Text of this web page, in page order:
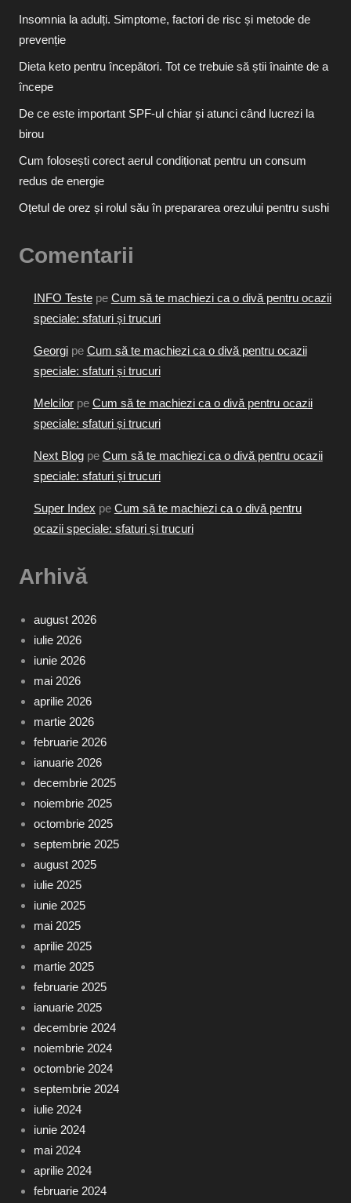
Insomnia la adulți. Simptome, factori de risc și metode de
prevenție
Dieta keto pentru începători. Tot ce trebuie să știi înainte de a
începe
De ce este important SPF-ul chiar și atunci când lucrezi la
birou
Cum folosești corect aerul condiționat pentru un consum
redus de energie
Oțetul de orez și rolul său în prepararea orezului pentru sushi
Comentarii
INFO Testepe Cum să te machiezi ca o divă pentru ocazii
speciale: sfaturi și trucuri
Georgipe Cum să te machiezi ca o divă pentru ocazii
speciale: sfaturi și trucuri
Melcilorpe Cum să te machiezi ca o divă pentru ocazii
speciale: sfaturi și trucuri
Next Blogpe Cum să te machiezi ca o divă pentru ocazii
speciale: sfaturi și trucuri
Super Index pe Cum să te machiezi ca o divă pentru
ocazii speciale: sfaturi și trucuri
Arhivă
august 2026
iulie 2026
iunie 2026
mai 2026
aprilie 2026
martie 2026
februarie 2026
ianuarie 2026
decembrie 2025
noiembrie 2025
octombrie 2025
septembrie 2025
august 2025
iulie 2025
iunie 2025
mai 2025
aprilie 2025
martie 2025
februarie 2025
ianuarie 2025
decembrie 2024
noiembrie 2024
octombrie 2024
septembrie 2024
iulie 2024
iunie 2024
mai 2024
aprilie 2024
februarie 2024